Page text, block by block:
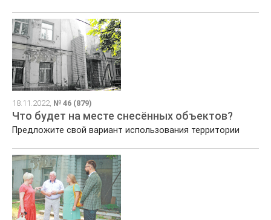
18.11.2022, № 46 (879)
Что будет на месте снесённых объектов?
Предложите свой вариант использования территории